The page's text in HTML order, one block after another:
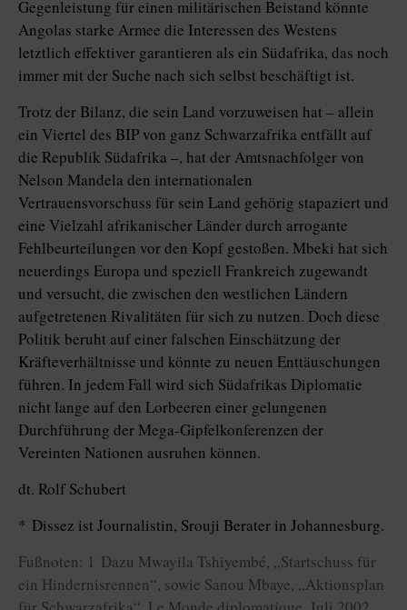
Gegenleistung für einen militärischen Beistand könnte
Angolas starke Armee die Interessen des Westens
letztlich effektiver garantieren als ein Südafrika, das noch
immer mit der Suche nach sich selbst beschäftigt ist.
Trotz der Bilanz, die sein Land vorzuweisen hat – allein
ein Viertel des BIP von ganz Schwarzafrika entfällt auf
die Republik Südafrika –, hat der Amtsnachfolger von
Nelson Mandela den internationalen
Vertrauensvorschuss für sein Land gehörig stapaziert und
eine Vielzahl afrikanischer Länder durch arrogante
Fehlbeurteilungen vor den Kopf gestoßen. Mbeki hat sich
neuerdings Europa und speziell Frankreich zugewandt
und versucht, die zwischen den westlichen Ländern
aufgetretenen Rivalitäten für sich zu nutzen. Doch diese
Politik beruht auf einer falschen Einschätzung der
Kräfteverhältnisse und könnte zu neuen Enttäuschungen
führen. In jedem Fall wird sich Südafrikas Diplomatie
nicht lange auf den Lorbeeren einer gelungenen
Durchführung der Mega-Gipfelkonferenzen der
Vereinten Nationen ausruhen können.
dt. Rolf Schubert
* Dissez ist Journalistin, Srouji Berater in Johannesburg.
Fußnoten: 1 Dazu Mwayila Tshiyembé, „Startschuss für
ein Hindernisrennen“, sowie Sanou Mbaye, „Aktionsplan